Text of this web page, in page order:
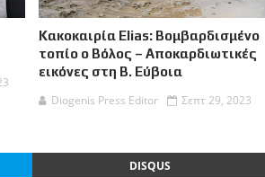
Κακοκαιρία Elias: Βομβαρδισμένο
τοπίο ο Βόλος – Αποκαρδιωτικές
εικόνες στη Β. Εύβοια
Diogenis Press Editor
Σεπτ 29, 2023
DISQUS